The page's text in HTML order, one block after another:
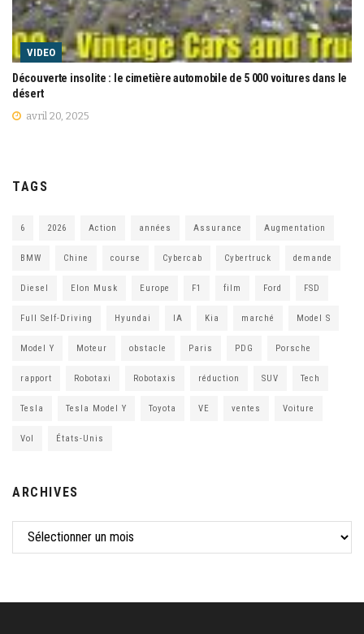
VIDEO
Découverte insolite : le cimetière automobile de 5 000 voitures dans le
désert
avril 20, 2025
TAGS
6 2026 Action années Assurance Augmentation
BMW Chine course Cybercab Cybertruck demande
Diesel Elon Musk Europe F1 film Ford FSD
Full Self-Driving Hyundai IA Kia marché Model S
Model Y Moteur obstacle Paris PDG Porsche
rapport Robotaxi Robotaxis réduction SUV Tech
Tesla Tesla Model Y Toyota VE ventes Voiture
Vol États-Unis
ARCHIVES